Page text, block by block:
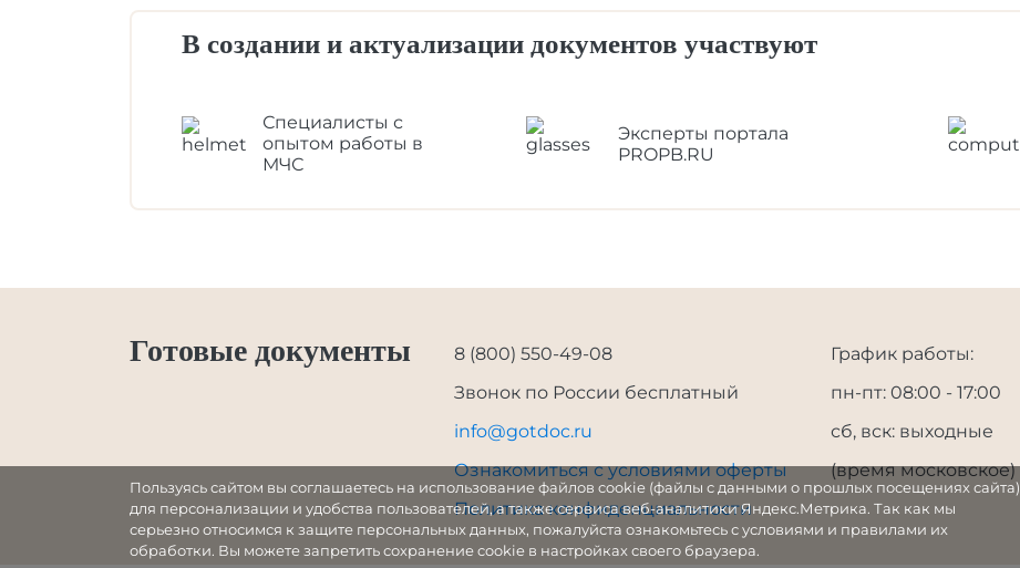
В создании и актуализации документов участвуют
Специалисты с
опытом работы в
МЧС
Эксперты портала
PROPB.RU
Готовые документы
8 (800) 550-49-08
Звонок по России бесплатный
info@gotdoc.ru
Ознакомиться с условиями оферты
Политика конфиденциальности
График работы:
пн-пт: 08:00 - 17:00
сб, вск: выходные
(время московское)
Пользуясь сайтом вы соглашаетесь на использование файлов cookie (файлы с данными о прошлых посещениях сайта)
для персонализации и удобства пользователей, а также сервиса веб-аналитики Яндекс.Метрика. Так как мы
серьезно относимся к защите персональных данных, пожалуйста ознакомьтесь с условиями и правилами их
обработки. Вы можете запретить сохранение cookie в настройках своего браузера.